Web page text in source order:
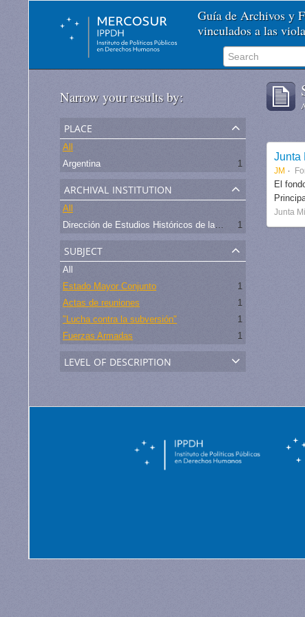
Guía de Archivos y
vinculados a las
Narrow your results by:
place
All
Argentina
1
archival institution
All
Dirección de Estudios Históricos de la Fuerza Aérea
1
subject
All
Estado Mayor Conjunto
1
Actas de reuniones
1
"Lucha contra la subversión"
1
Fuerzas Armadas
1
level of description
Junta
JM
El
Junta